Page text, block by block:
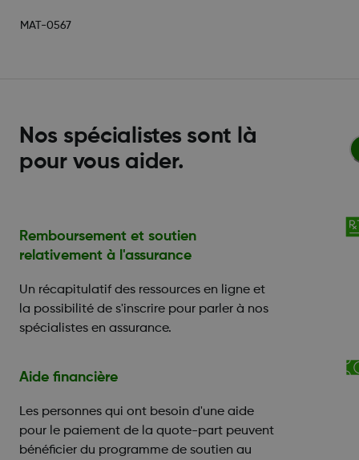
MAT-0567
Nos spécialistes sont là
pour vous aider.
Remboursement et soutien
relativement à l'assurance
Un récapitulatif des ressources en ligne et
la possibilité de s'inscrire pour parler à nos
spécialistes en assurance.
Aide financière
Les personnes qui ont besoin d'une aide
pour le paiement de la quote-part peuvent
bénéficier du programme de soutien au